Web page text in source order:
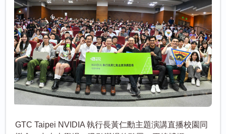
GTC Taipei NVIDIA 執行長黃仁勳主題演講直播校園同